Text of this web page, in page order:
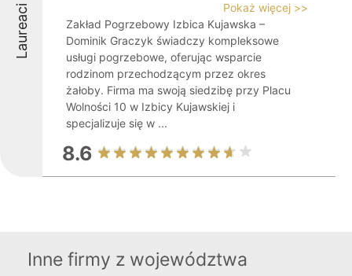
Laureaci
Pokaż więcej >>
Zakład Pogrzebowy Izbica Kujawska –
Dominik Graczyk świadczy kompleksowe
usługi pogrzebowe, oferując wsparcie
rodzinom przechodzącym przez okres
żałoby. Firma ma swoją siedzibę przy Placu
Wolności 10 w Izbicy Kujawskiej i
specjalizuje się w ...
8.6
Inne firmy z województwa